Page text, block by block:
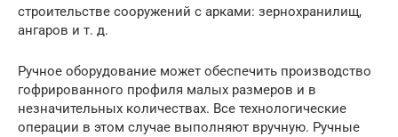
строительстве сооружений с арками: зернохранилищ,
ангаров и т. д.
Ручное оборудование может обеспечить производство
гофрированного профиля малых размеров и в
незначительных количествах. Все технологические
операции в этом случае выполняют вручную. Ручные